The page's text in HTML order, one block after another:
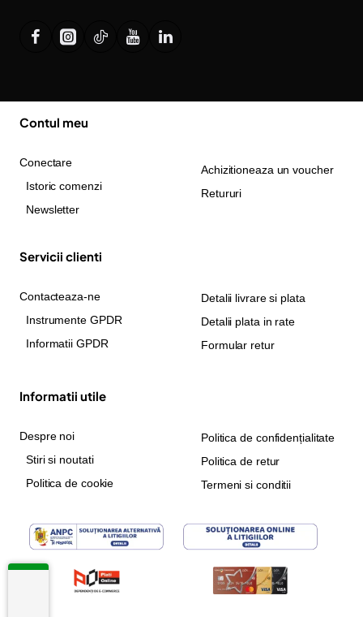
Contul meu
Conectare
Istoric comenzi
Newsletter
Achizitioneaza un voucher
Retururi
Servicii clienti
Contacteaza-ne
Instrumente GPDR
Informatii GPDR
Detalii livrare si plata
Detalii plata in rate
Formular retur
Informatii utile
Despre noi
Stiri si noutati
Politica de cookie
Politica de confidențialitate
Politica de retur
Termeni si conditii